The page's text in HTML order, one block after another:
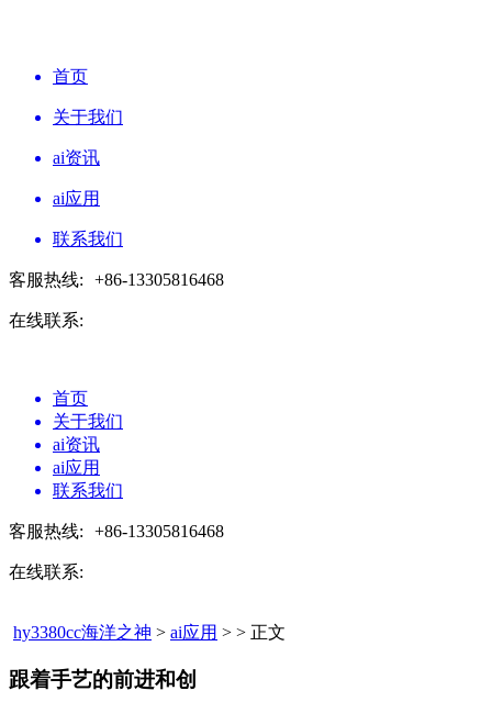
首页
关于我们
ai资讯
ai应用
联系我们
客服热线: +86-13305816468
在线联系:
首页
关于我们
ai资讯
ai应用
联系我们
客服热线: +86-13305816468
在线联系:
hy3380cc海洋之神 > ai应用 > > 正文
跟着手艺的前进和创​